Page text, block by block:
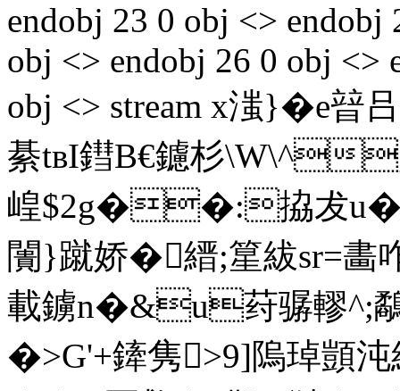
endobj 23 0 obj <>
obj <> endobj 26 0 obj <>
obj <> stream x滍} �
綦tвI鏏B€鑢杉\W\^
崲$2g��:拹犮
闠}蹴娇�縉;篂紱sr=畵
載鐪n�&u荮骣轇^;鷸
�>G'+鏲隽>9]隖琸顗沌